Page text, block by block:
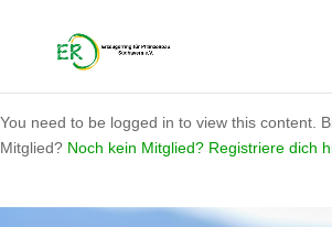
You need to be logged in to view this content.
Mitglied? Noch kein Mitglied? Registriere dich